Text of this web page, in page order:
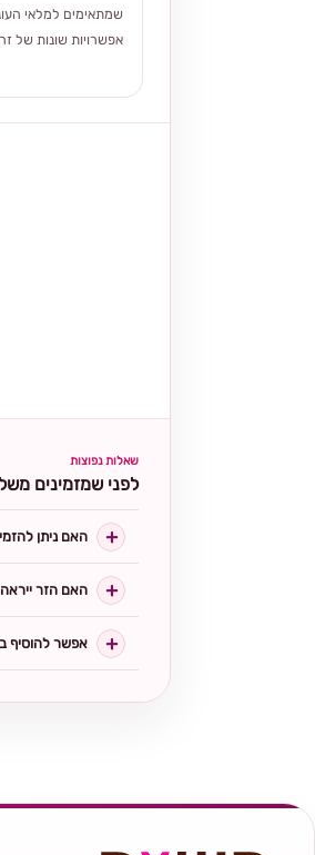
שמתאימים למלאי
אפשרויות שונות של
שאלות נפוצות
לפני שמזמינים
האם ניתן
האם הזר
אפשר להוסיף